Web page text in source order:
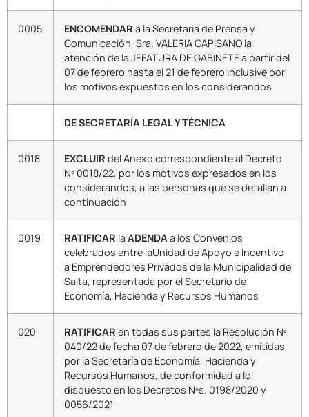
0005 ENCOMENDAR a la Secretaria de Prensa y
Comunicación, Sra. VALERIA CAPISANO la
atención de la JEFATURA DE GABINETE a partir del
07 de febrero hasta el 21 de febrero inclusive por
los motivos expuestos en los considerandos
DE SECRETARÍA LEGAL Y TÉCNICA
0018 EXCLUIR del Anexo correspondiente al Decreto
Nº 0018/22, por los motivos expresados en los
considerandos, a las personas que se detallan a
continuación
0019 RATIFICAR laADENDAa los Convenios
celebrados entre laUnidad de Apoyo e Incentivo
a Emprendedores Privados de la Municipalidad de
Salta, representada por el Secretario de
Economía, Hacienda y Recursos Humanos
020 RATIFICAR en todas sus partes la Resolución Nº
040/22 de fecha 07 de febrero de 2022, emitidas
por la Secretaría de Economía, Hacienda y
Recursos Humanos, de conformidad a lo
dispuesto en los Decretos Nºs. 0198/2020 y
0056/2021